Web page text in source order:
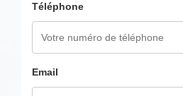
Téléphone
Email